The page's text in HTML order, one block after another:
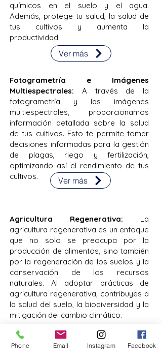
químicos en el suelo y el agua.
Además, protege tu salud, la salud de
tus cultivos y aumenta la
productividad.
Fotogrametría e Imágenes
Multiespectrales: A través de la
fotogrametría y las imágenes
multiespectrales, proporcionamos
información detallada sobre la salud
de tus cultivos. Esto te permite tomar
decisiones informadas para la gestión
de plagas, riego y fertilización,
optimizando así el rendimiento de tus
cultivos.
Agricultura Regenerativa: La
agricultura regenerativa es un enfoque
que no solo se preocupa por la
producción de alimentos, sino también
por la regeneración de los suelos y la
conservación de los recursos
naturales. Al adoptar prácticas de
agricultura regenerativa, contribuyes a
la salud del suelo, la biodiversidad y la
mitigación del cambio climático.
Ver más
Ver más
Ver más
Phone Email Instagram Facebook